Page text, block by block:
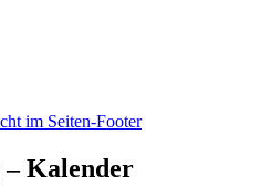
im Seiten-Footer
– Kalender